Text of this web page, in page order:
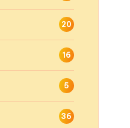
20
16
5
36